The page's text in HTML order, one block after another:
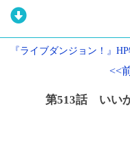
『ライブダンジョン！』
<<
第513話 いい